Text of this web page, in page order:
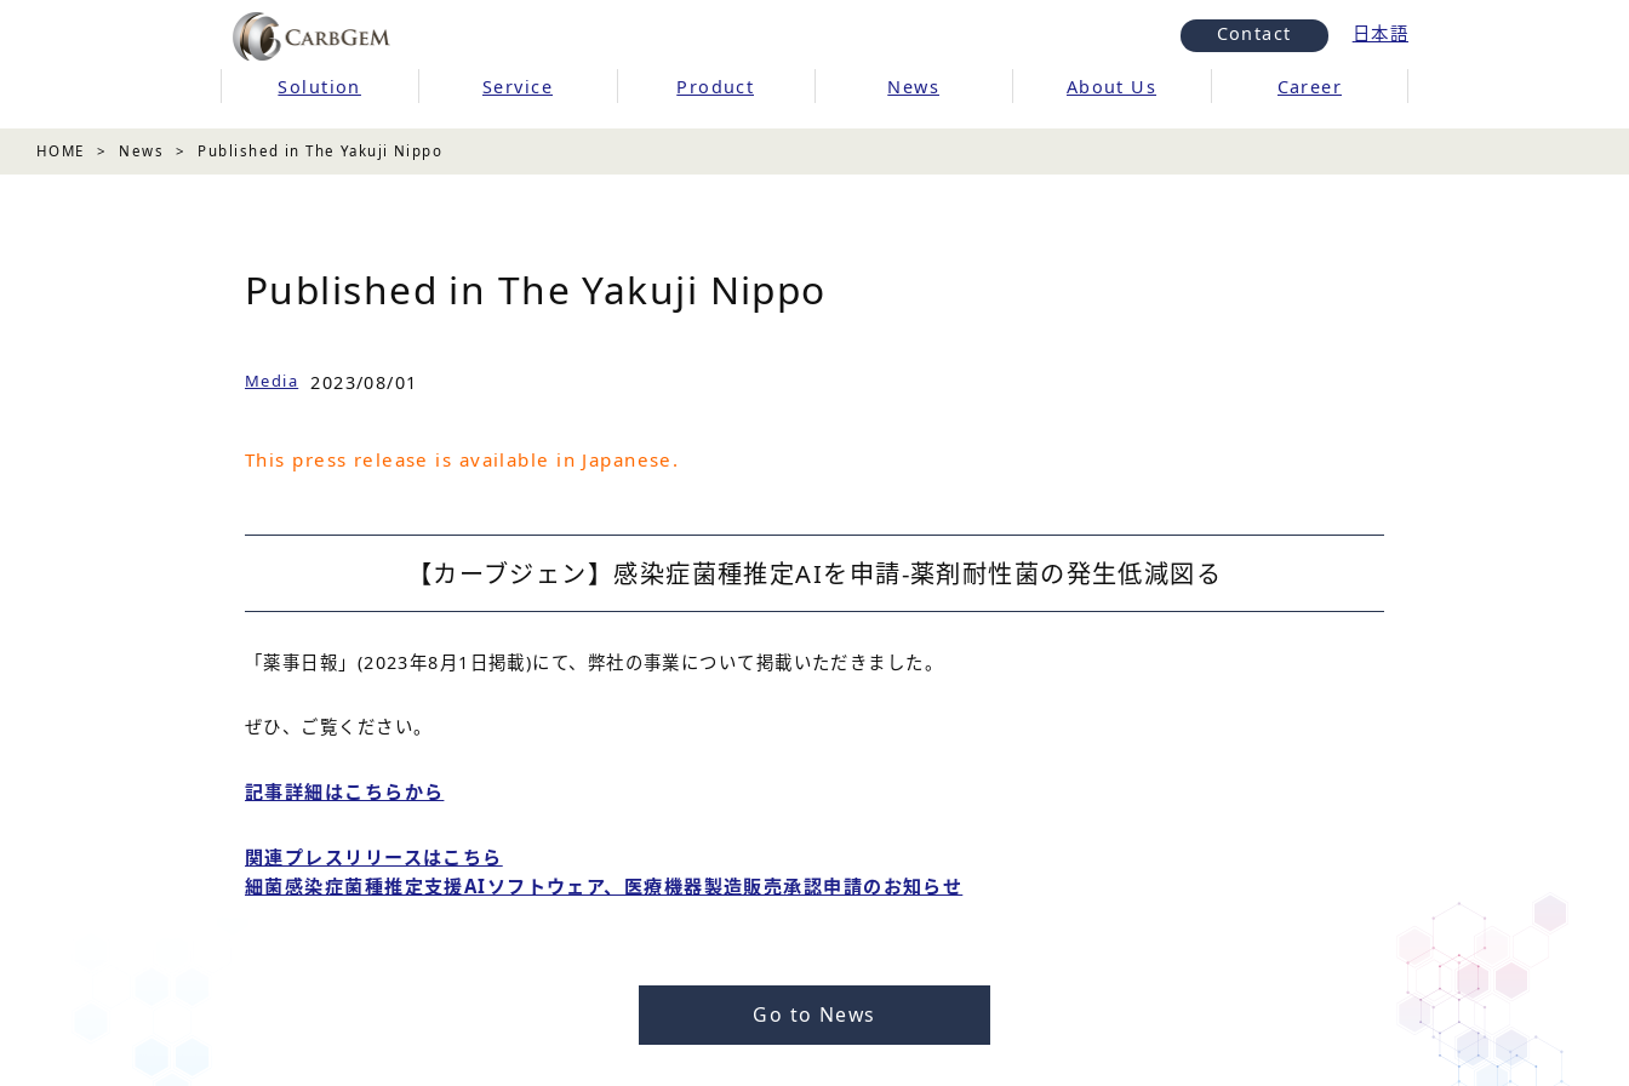
Contact 日本語
Solution Service Product News About Us Career
HOME News Published in The Yakuji Nippo
Published in The Yakuji Nippo
Media 2023/08/01
This press release is available in Japanese.
【カーブジェン】感染症菌種推定AIを申請‐薬剤耐性菌の発生低減図る
「薬事日報」(2023年8月1日掲載)にて、弊社の事業について掲載いただきました。
ぜひ、ご覧ください。
記事詳細はこちらから
関連プレスリリースはこちら
細菌感染症菌種推定支援AIソフトウェア、医療機器製造販売承認申請のお知らせ
Go to News